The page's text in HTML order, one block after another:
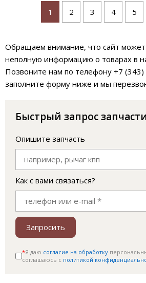
1 2 3 4 5
Обращаем внимание, что сайт
неполную информацию о товарах в
Позвоните нам по телефону +7
заполните форму ниже и мы
Быстрый запрос запчасти
Опишите запчасть
Как с вами связаться?
Запросить
*Я даю согласие на обработку
соглашаюсь c политикой